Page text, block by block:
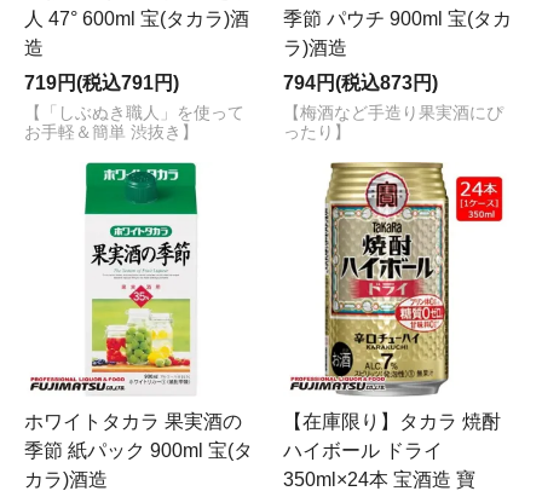
人 47° 600ml 宝(タカラ)酒
造
719円(税込791円)
【「しぶぬき職人」を使って
お手軽＆簡単 渋抜き】
季節 パウチ 900ml 宝(タカ
ラ)酒造
794円(税込873円)
【梅酒など手造り果実酒にぴ
ったり】
ホワイトタカラ 果実酒の
季節 紙パック 900ml 宝(タ
カラ)酒造
【在庫限り】タカラ 焼酎
ハイボール ドライ
350ml×24本 宝酒造 寶